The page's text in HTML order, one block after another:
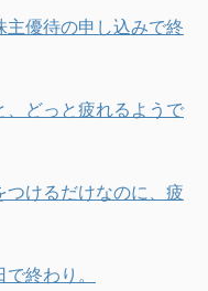
優待の申し込みで終
、どっと疲れるようで
けるだけなのに、疲
終わり。